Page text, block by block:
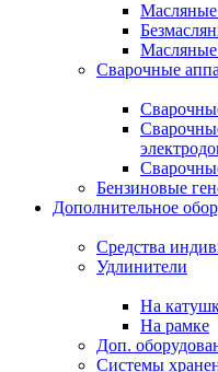
Масляные
Сварочные
Бензиновые
Дополнительное
Средства
Удлинители
На
На рамке
Доп.
Системы